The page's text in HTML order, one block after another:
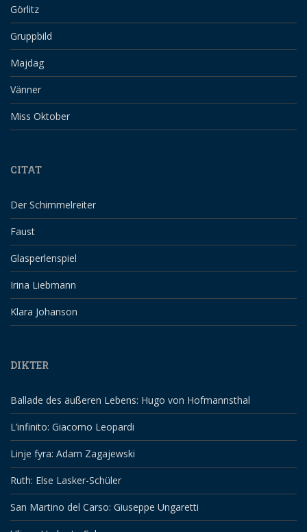
Görlitz
Gruppbild
Majdag
Vänner
Miss Oktober
CITAT
Der Schimmelreiter
Faust
Glasperlenspiel
Irina Liebmann
Klara Johanson
DIKTER
Ballade des äußeren Lebens: Hugo von Hofmannsthal
L’infinito: Giacomo Leopardi
Linje fyra: Adam Zagajewski
Ruth: Else Lasker-Schüler
San Martino del Carso: Giuseppe Ungaretti